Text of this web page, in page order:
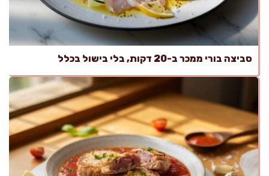
סביצה בורי ממכר ב-20 דקות, בלי בישול בכלל